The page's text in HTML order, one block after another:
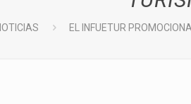
EL INFUETUR